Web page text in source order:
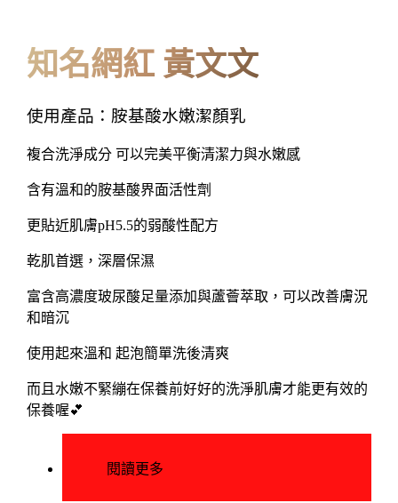
知名網紅 黃文文
使用產品：胺基酸水嫩潔顏乳
複合洗淨成分 可以完美平衡清潔力與水嫩感
含有溫和的胺基酸界面活性劑
更貼近肌膚pH5.5的弱酸性配方
乾肌首選，深層保濕
富含高濃度玻尿酸足量添加與蘆薈萃取，可以改善膚況
和暗沉
使用起來溫和 起泡簡單洗後清爽
而且水嫩不緊繃在保養前好好的洗淨肌膚才能更有效的
保養喔💕
閱讀更多